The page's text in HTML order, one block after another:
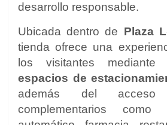
desarrollo responsable.
Ubicada dentro de Plaza
tienda ofrece una
los visitantes
espacios de
además del
complementarios como